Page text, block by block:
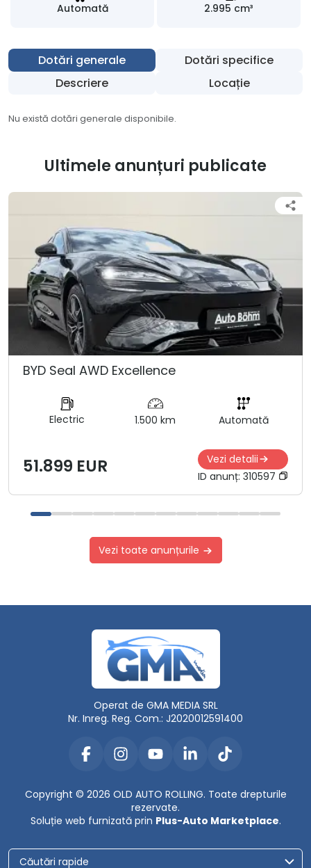
Automată 2.995 cm³
Dotări generale
Dotări specifice
Descriere
Locație
Nu există dotări generale disponibile.
Ultimele anunțuri publicate
BYD Seal AWD Excellence
Electric 1.500 km Automată
51.899 EUR
Vezi detalii
ID anunț: 310597
Vezi toate anunțurile
Operat de GMA MEDIA SRL
Nr. Inreg. Reg. Com.: J2020012591400
Copyright © 2026 OLD AUTO ROLLING. Toate drepturile
rezervate.
Soluție web furnizată prin Plus-Auto Marketplace.
Căutări rapide